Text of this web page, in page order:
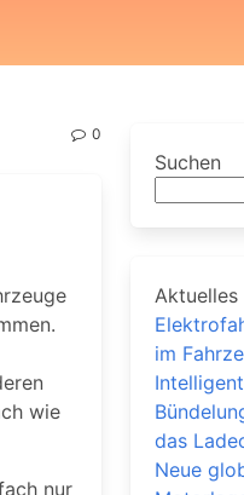
0
wie
nur
Suchen
Aktuelles
im
das
Neue